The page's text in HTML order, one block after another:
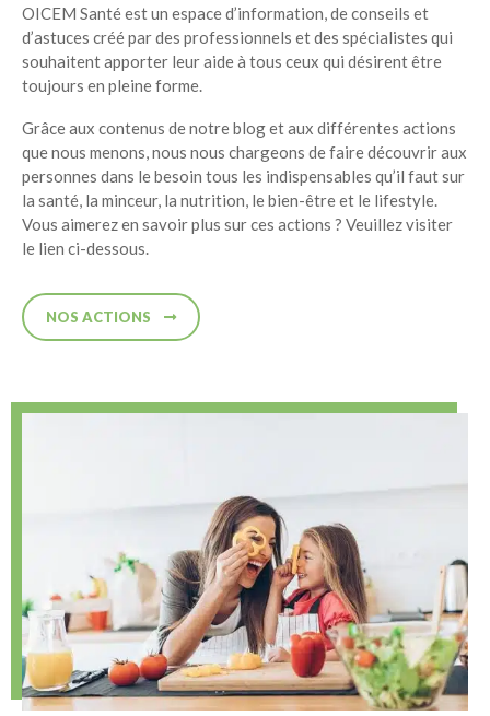
OICEM Santé est un espace d’information, de conseils et
d’astuces créé par des professionnels et des spécialistes qui
souhaitent apporter leur aide à tous ceux qui désirent être
toujours en pleine forme.
Grâce aux contenus de notre blog et aux différentes actions
que nous menons, nous nous chargeons de faire découvrir aux
personnes dans le besoin tous les indispensables qu’il faut sur
la santé, la minceur, la nutrition, le bien-être et le lifestyle.
Vous aimerez en savoir plus sur ces actions ? Veuillez visiter
le lien ci-dessous.
NOS ACTIONS